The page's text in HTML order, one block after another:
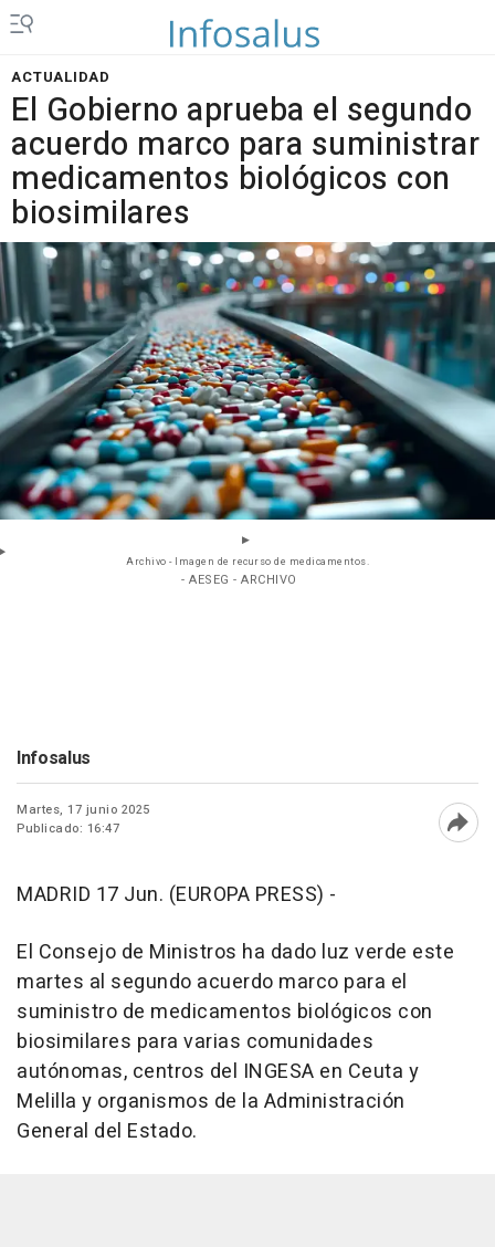
ACTUALIDAD
El Gobierno aprueba el segundo
acuerdo marco para suministrar
medicamentos biológicos con
biosimilares
Archivo - Imagen de recurso de medicamentos.
- AESEG - ARCHIVO
Infosalus
Martes, 17 junio 2025
Publicado: 16:47
MADRID 17 Jun. (EUROPA PRESS) -
El Consejo de Ministros ha dado luz verde este
martes al segundo acuerdo marco para el
suministro de medicamentos biológicos con
biosimilares para varias comunidades
autónomas, centros del INGESA en Ceuta y
Melilla y organismos de la Administración
General del Estado.